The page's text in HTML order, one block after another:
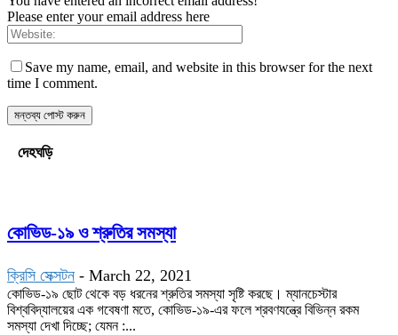
Please enter your email address here
Save my name, email, and website in this browser for the next
time I comment.
দেহঘড়ি
কোভিড-১৯ ও শ্রুতির সমস্যা
ক্রিসি সেক্সটন - March 22, 2021
কোভিড-১৯ ছোট থেকে বড় ধরনের শ্রুতির সমস্যা সৃষ্টি করছে। ম্যানচেস্টার
বিশ্ববিদ্যালয়ের এক গবেষণা মতে, কোভিড-১৯-এর ফলে শ্রবণযন্ত্রে বিভিন্ন রকম
সমস্যা দেখা দিচ্ছে; যেমন :...